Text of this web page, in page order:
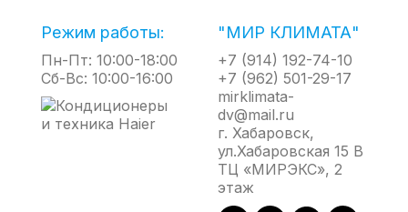
Режим работы:
Пн-Пт: 10:00-18:00
Сб-Вс: 10:00-16:00
"МИР КЛИМАТА"
+7 (914) 192-74-10
+7 (962) 501-29-17
mirklimata-
dv@mail.ru
г. Хабаровск,
ул.Хабаровская 15 В
ТЦ «МИРЭКС», 2
этаж